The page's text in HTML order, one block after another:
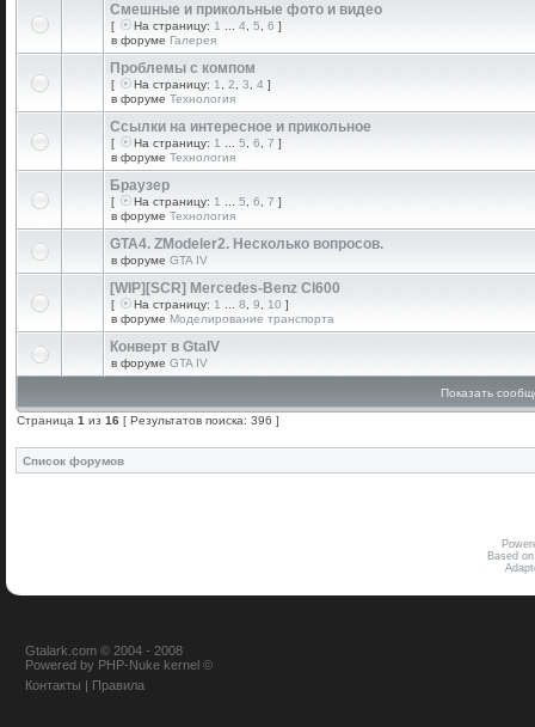
Смешные и прикольные фото и видео
[ На страницу: 1 4 5 6 ]
в форуме Галерея
Проблемы с компом
[ На страницу: 1 2 3 4 ]
в форуме Технология
Ссылки на интересное и прикольное
[ На страницу: 1 5 6 7 ]
в форуме Технология
Браузер
[ На страницу: 1 5 6 7 ]
в форуме Технология
GTA4. ZModeler2. Несколько вопросов.
в форуме GTA IV
[WIP][SCR] Mercedes-Benz Cl600
[ На страницу: 1 8 9 10 ]
в форуме Моделирование транспорта
Конверт в GtaIV
в форуме GTA IV
Показать
Страница 1 из 16 [ Результатов поиска: 396 ]
Список форумов
Based
Gtalark.com © 2004 - 2008
Powered by PHP-Nuke kernel ©
Контакты | Правила